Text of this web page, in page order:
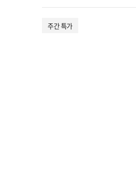
주간 특가